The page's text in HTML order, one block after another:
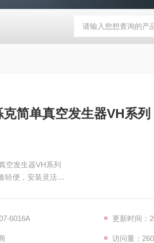
测量和控制软件 GVA-710KEM京都电子
简单真空发生器VH系列
空发生器VH系列
轻便，安装灵活
6016A
更新时间：
访问量：260